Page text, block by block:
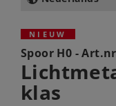
NIEUW
Spoor H0 -
klas